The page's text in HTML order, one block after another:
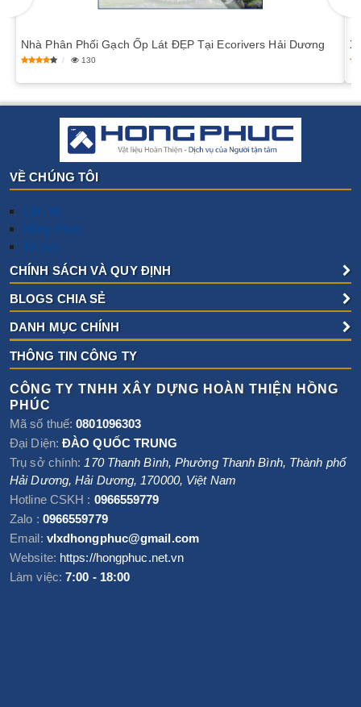
​Nhà Phân Phối Gạch Ốp Lát ĐẸP Tại Ecorivers Hải Dương
130
VỀ CHÚNG TÔI
Liên hệ
Hồng Phúc
Tin tức
CHÍNH SÁCH VÀ QUY ĐỊNH
BLOGS CHIA SẺ
DANH MỤC CHÍNH
THÔNG TIN CÔNG TY
CÔNG TY TNHH XÂY DỰNG HOÀN THIỆN HỒNG
PHÚC
Mã số thuế:0801096303
Đại Diện: ĐÀO QUỐC TRUNG
Trụ sở chính: 170 Thanh Bình, Phường Thanh Bình, Thành phố
Hải Dương,Hải Dương, 170000, Việt Nam
Hotline CSKH : 0966559779
Zalo : 0966559779
Email: vlxdhongphuc@gmail.com
Website: https://hongphuc.net.vn
Làm việc: 7:00 - 18:00